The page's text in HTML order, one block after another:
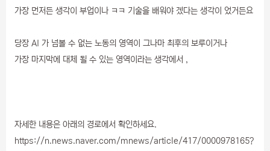
가장 먼저든 생각이 부업이나 ㅋㅋ 기술을 배워야 겠다는 생각이 었거든요
당장 AI 가 넘볼 수 없는 노동의 영역이 그나마 최후의 보루이거나
가장 마지막에 대체 될 수 있는 영역이라는 생각에서 ,
자세한 내용은 아래의 경로에서 확인하세요.
https://n.news.naver.com/mnews/article/417/0000978165?